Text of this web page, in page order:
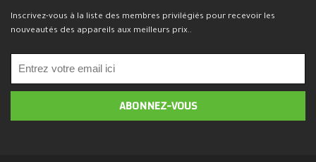
Inscrivez-vous à la liste des membres privilégiés pour recevoir les
nouveautés des appareils aux meilleurs prix..